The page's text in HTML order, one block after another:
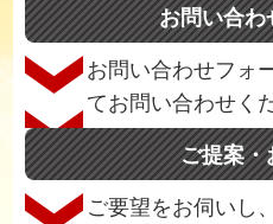
お問い合
お問い合わせフォ
てお問い合わせく
ご提案・
ご要望をお伺いし